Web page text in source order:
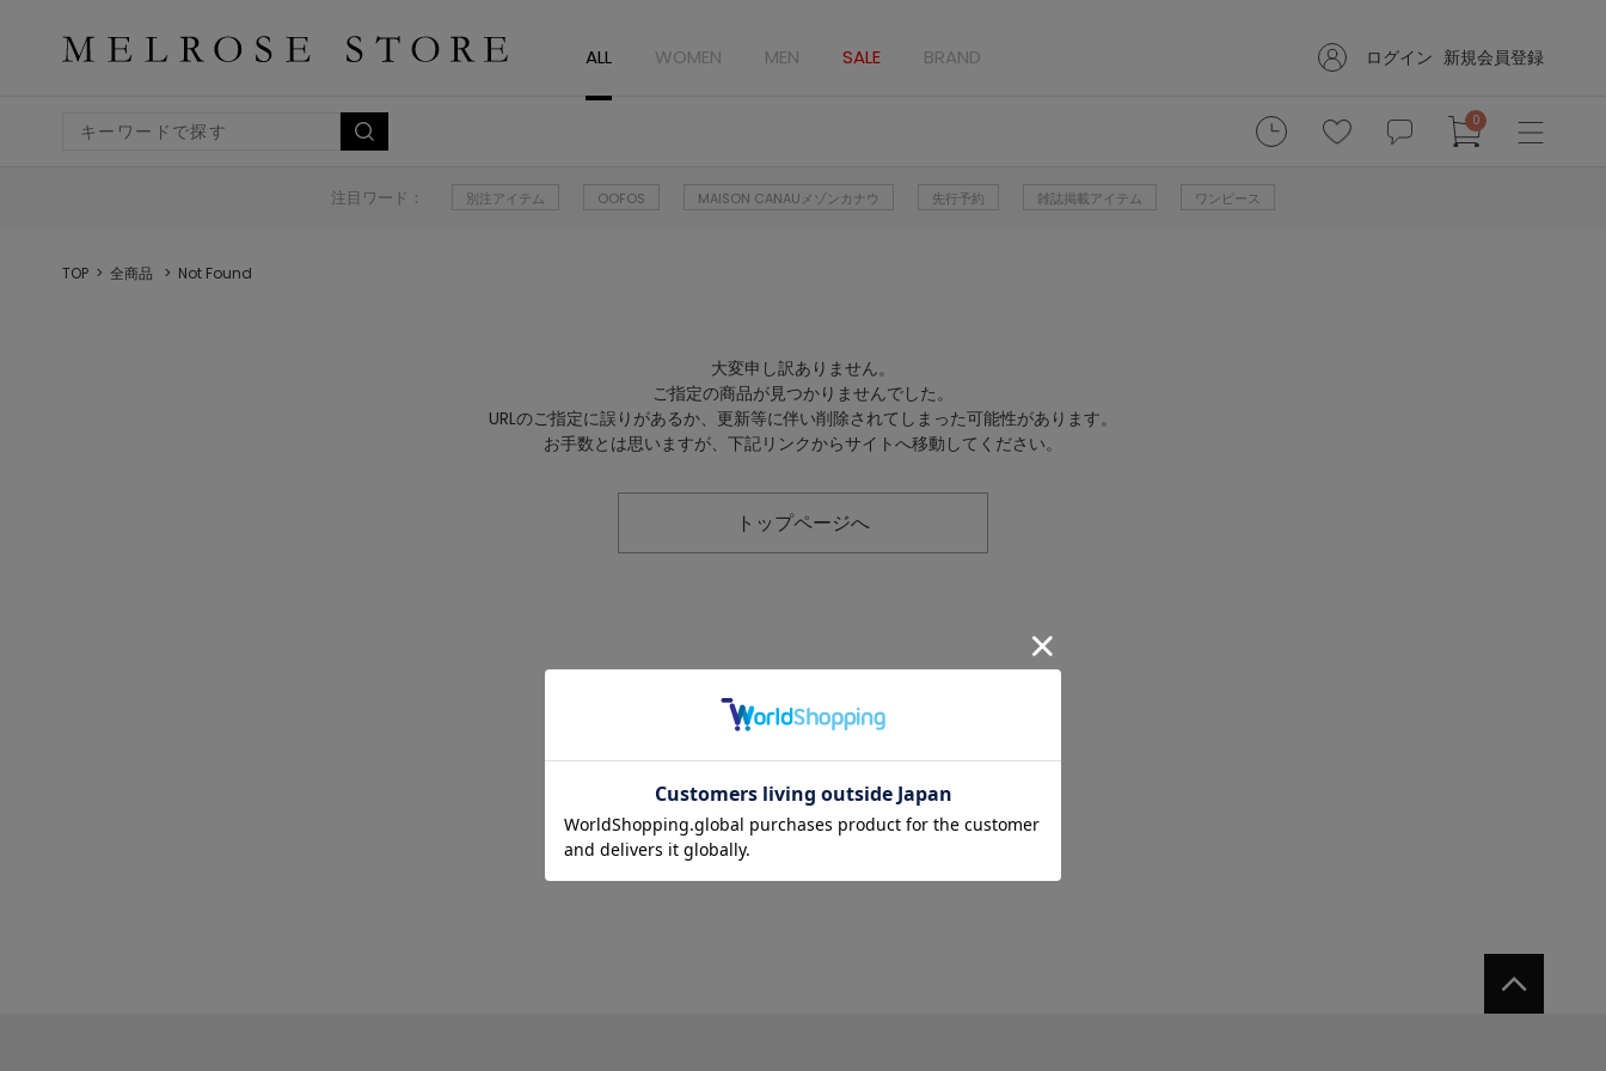
ALL WOMEN MEN SALE BRAND ログイン 新規会員登録
0
注目ワード： 別注アイテム OOFOS MAISON CANAUメゾンカナウ 先行予約 雑誌掲載アイテム ワンピース
TOP 全商品 Not Found
大変申し訳ありません。
ご指定の商品が見つかりませんでした。
URLのご指定に誤りがあるか、更新等に伴い削除されてしまった可能性があります。
お手数とは思いますが、下記リンクからサイトへ移動してください。
トップページへ